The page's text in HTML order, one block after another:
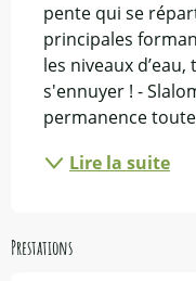
pente qui se
principales
les niveaux
s'ennuyer ! -
permanence toute
Lire la suite
Prestations